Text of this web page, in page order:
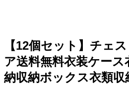
【12個セット】チェ
ア送料無料衣装ケー
納収納ボックス衣類収